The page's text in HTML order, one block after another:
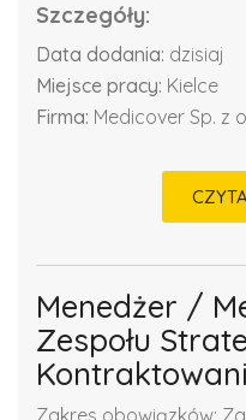
Szczegóły:
Data dodania: dzisiaj
Miejsce pracy: Kielce
Firma: Medicover Sp. z
Menedżer /
Zespołu
Zakres obowiązków: